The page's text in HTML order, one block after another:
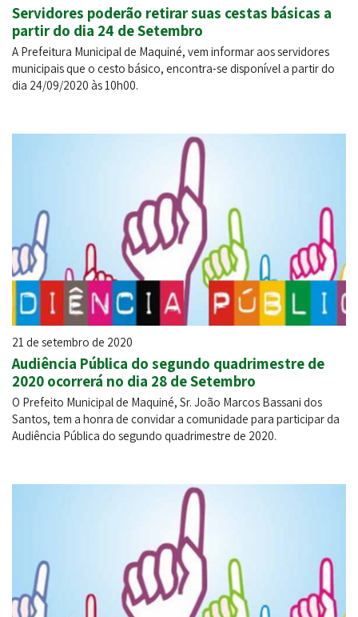
Servidores poderão retirar suas cestas básicas a
partir do dia 24 de Setembro
A Prefeitura Municipal de Maquiné, vem informar aos servidores
municipais que o cesto básico, encontra-se disponível a partir do
dia 24/09/2020 às 10h00.
21 de setembro de 2020
Audiência Pública do segundo quadrimestre de
2020 ocorrerá no dia 28 de Setembro
O Prefeito Municipal de Maquiné, Sr. João Marcos Bassani dos
Santos, tem a honra de convidar a comunidade para participar da
Audiência Pública do segundo quadrimestre de 2020.